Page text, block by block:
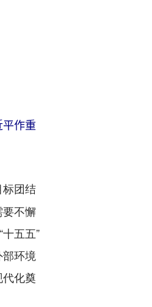
作重
团结
不懈
五五”
环境
化奠